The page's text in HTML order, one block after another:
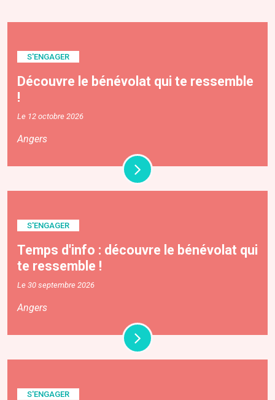
S'ENGAGER
Découvre le bénévolat qui te ressemble
!
Le 12 octobre 2026
Angers
S'ENGAGER
Temps d'info : découvre le bénévolat qui
te ressemble !
Le 30 septembre 2026
Angers
S'ENGAGER